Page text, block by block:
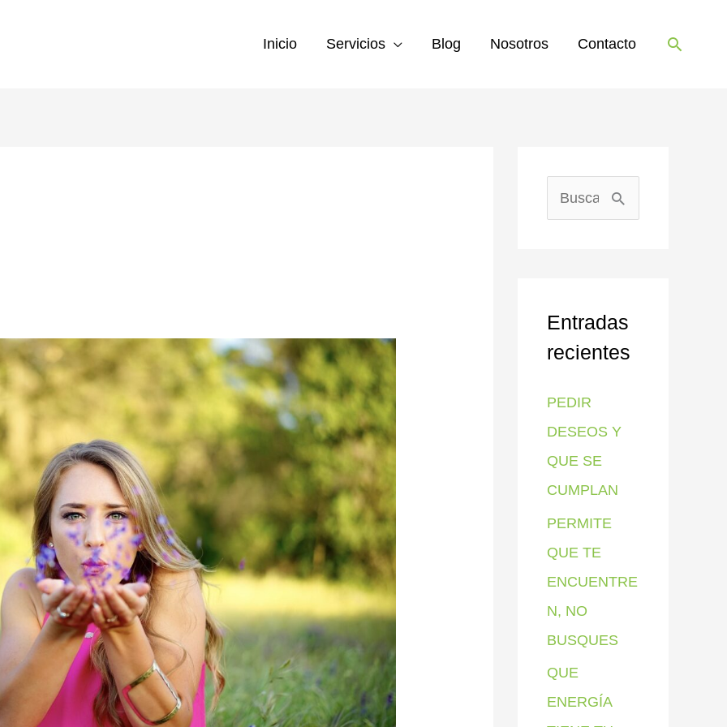
Inicio Servicios Blog Nosotros Contacto Buscar
a
r
o
r
:
Entradas
recientes
PEDIR
DESEOS Y
QUE SE
CUMPLAN
PERMITE
QUE TE
ENCUENTRE
N, NO
BUSQUES
QUE
ENERGÍA